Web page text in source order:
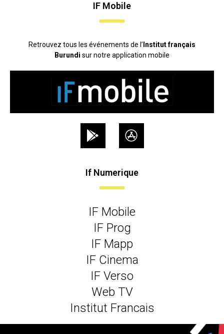
IF Mobile
Retrouvez tous les événements de l’ Institut français
Burundi sur notre application mobile
If Numerique
IF Mobile
IF Prog
IF Mapp
IF Cinema
IF Verso
Web TV
Institut Francais